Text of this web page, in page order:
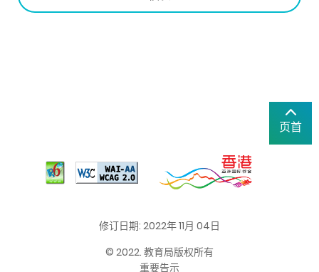
页首
修订日期: 2022年 11月 04日
© 2022. 教育局版权所有
重要告示